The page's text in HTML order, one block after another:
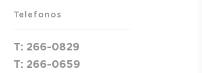
Telefonos
T: 266-0829
T: 266-0659